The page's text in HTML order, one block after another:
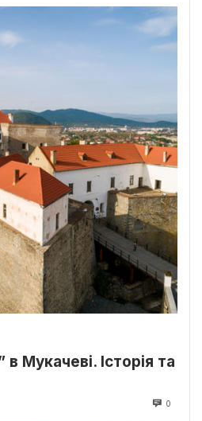
Мукачеві. Історія та
0